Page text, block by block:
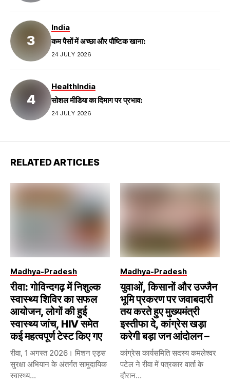
India
कम पैसों में अच्छा और पौष्टिक खाना:
24 JULY 2026
HealthIndia
सोशल मीडिया का दिमाग पर प्रभाव:
24 JULY 2026
RELATED ARTICLES
Madhya-Pradesh
रीवा: गोविन्दगढ़ में निशुल्क
स्वास्थ्य शिविर का सफल
आयोजन, लोगों की हुई
स्वास्थ्य जांच, HIV समेत
कई महत्वपूर्ण टेस्ट किए गए
रीवा, 1 अगस्त 2026। मिशन एड्स
सुरक्षा अभियान के अंतर्गत सामुदायिक
स्वास्थ्य...
Madhya-Pradesh
युवाओं, किसानों और उज्जैन
भूमि प्रकरण पर जवाबदारी
तय करते हुए मुख्यमंत्री
इस्तीफा दे, कांग्रेस खड़ा
करेगी बड़ा जन आंदोलन –
कांग्रेस कार्यसमिति सदस्य कमलेश्वर
पटेल ने रीवा में पत्रकार वार्ता के
दौरान...